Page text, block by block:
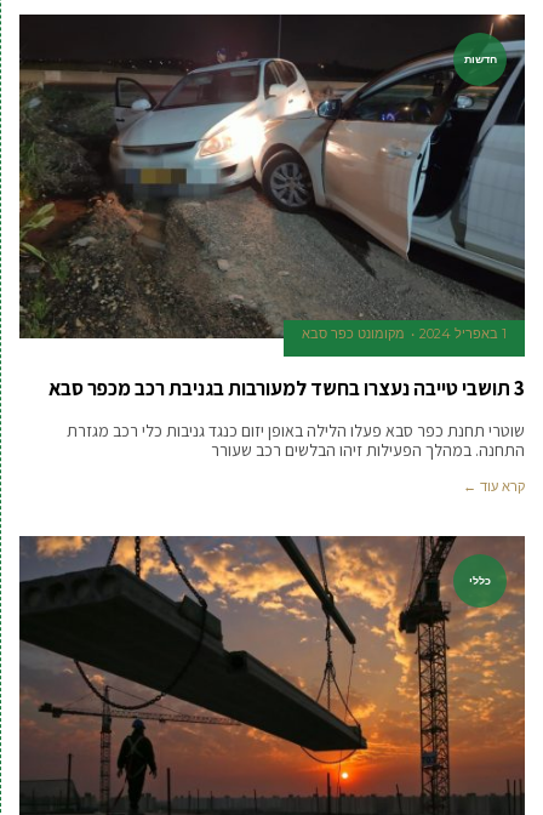
חדשות
1 באפריל 2024 ‫מקומונט כפר סבא
3 תושבי טייבה נעצרו בחשד למעורבות בגניבת רכב מכפר סבא
שוטרי תחנת כפר סבא פעלו הלילה באופן יזום כנגד גניבות כלי רכב מגזרת
התחנה. במהלך הפעילות זיהו הבלשים רכב שעורר
קרא עוד ←
כללי